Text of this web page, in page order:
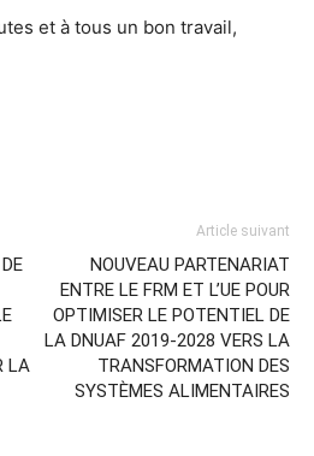
et à tous un bon travail,
LA
Article suivant
NOUVEAU PARTENARIAT
ENTRE LE FRM ET L’UE POUR
OPTIMISER LE POTENTIEL DE
LA DNUAF 2019-2028 VERS LA
TRANSFORMATION DES
SYSTÈMES ALIMENTAIRES